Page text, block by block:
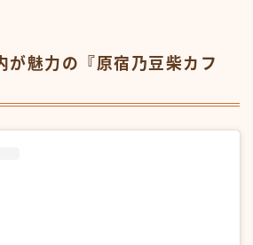
が魅力の『原宿乃豆柴カフ